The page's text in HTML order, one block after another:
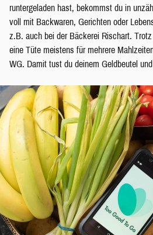
runtergeladen hast, bekommst du in
voll mit Backwaren, Gerichten oder
z.B. auch bei der Bäckerei Rischart.
eine Tüte meistens für mehrere
WG. Damit tust du deinem Geldbeutel